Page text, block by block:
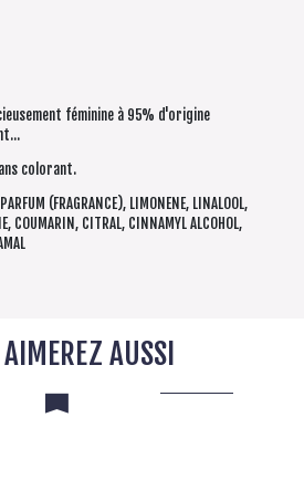
féminine à 95% d'origine
colorant.
(FRAGRANCE), LIMONENE, LINALOOL,
COUMARIN, CITRAL, CINNAMYL ALCOHOL,
AUSSI